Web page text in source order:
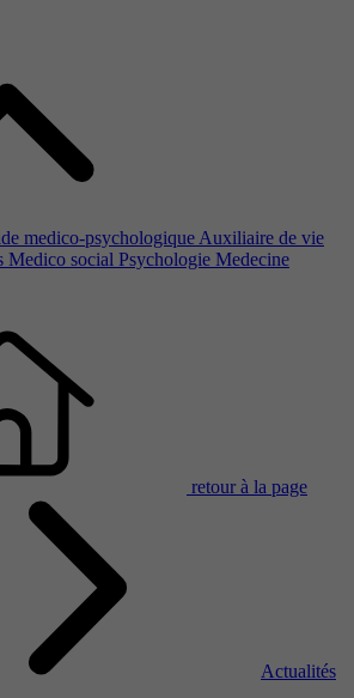
medico-psychologique Auxiliaire de vie
Medico social Psychologie Medecine
retour à la page
Actualités